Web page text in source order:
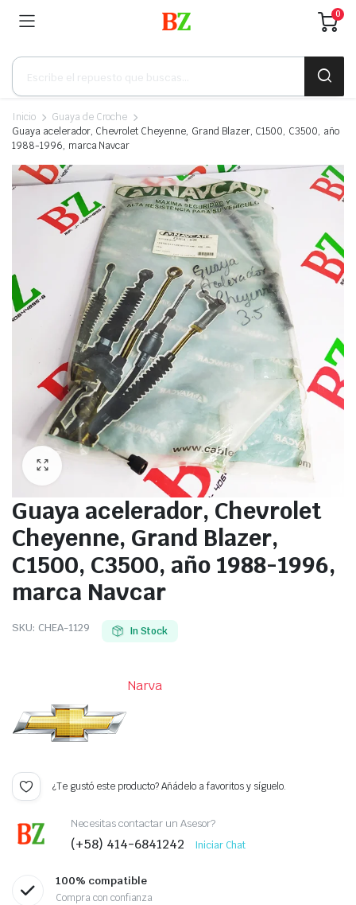
0
Búsqueda
productos
Inicio
Guaya de Croche
Guaya acelerador, Chevrolet Cheyenne, Grand Blazer, C1500, C3500, año
1988-1996, marca Navcar
Guaya acelerador, Chevrolet
Cheyenne, Grand Blazer,
C1500, C3500, año 1988-1996,
marca Navcar
SKU: CHEA-1129 In Stock
Narva
¿Te gustó este producto? Añádelo a favoritos y síguelo.
Necesitas contactar un Asesor?
(+58) 414-6841242 Iniciar Chat
100% compatible
Compra con confianza